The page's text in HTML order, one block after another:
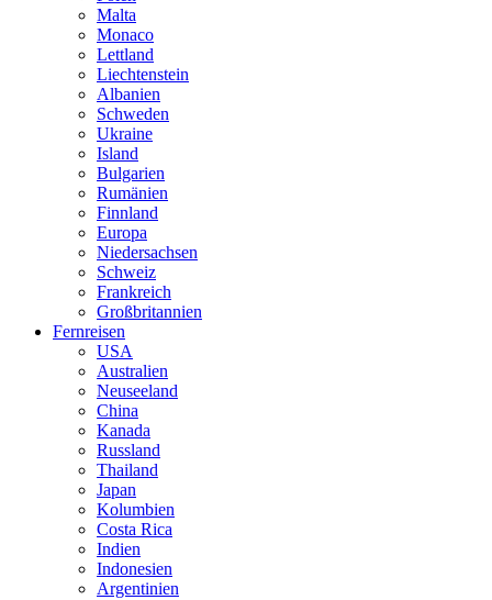
Malta
Monaco
Lettland
Liechtenstein
Albanien
Schweden
Ukraine
Island
Bulgarien
Rumänien
Finnland
Europa
Niedersachsen
Schweiz
Frankreich
Großbritannien
Fernreisen
USA
Australien
Neuseeland
China
Kanada
Russland
Thailand
Japan
Kolumbien
Costa Rica
Indien
Indonesien
Argentinien